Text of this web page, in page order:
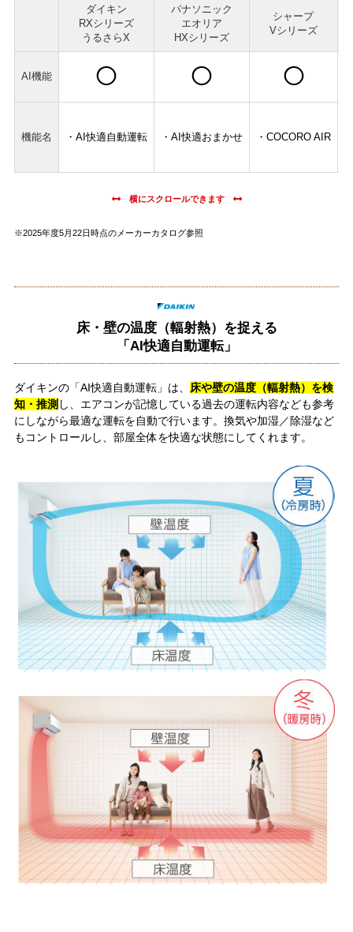
ダイキン
RXシリーズ
うるさらX
パナソニック
エオリア
HXシリーズ
シャープ
Vシリーズ
AI機能 ◯ ◯ ◯
機能名 ・AI快適自動運転 ・AI快適おまかせ ・COCORO AIR
※2025年度5月22日時点のメーカーカタログ参照
床・壁の温度（輻射熱）を捉える
「AI快適自動運転」
ダイキンの「AI快適自動運転」は、 床や壁の温度（輻射熱）を検
知・推測 し、エアコンが記憶している過去の運転内容なども参考
にしながら最適な運転を自動で行います。換気や加湿／除湿など
もコントロールし、部屋全体を快適な状態にしてくれます。